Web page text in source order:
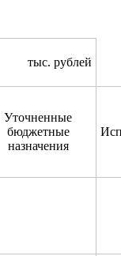
тыс. рублей
Уточненные
бюджетные
назначения